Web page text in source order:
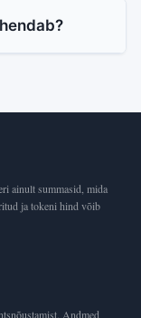
ainult summasid, mida
ja tokeni hind võib
Andmed